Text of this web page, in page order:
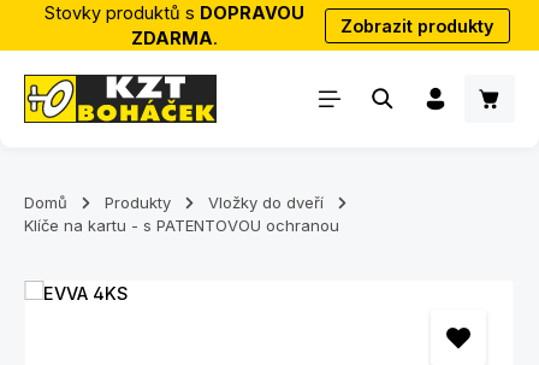
Přejít na hlavní obsah
Stovky produktů s DOPRAVOU
ZDARMA.
Zobrazit produkty
Domů Produkty
Vložky do dveří
Klíče na kartu - s PATENTOVOU ochranou
Přeskočit galerii obrázků